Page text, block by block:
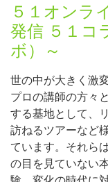
５１オンラ
発信 ５１コ
ボ）～
世の中が大きく激
プロの講師の方々
する基地として、
訪ねるツアーなど
ています。それら
の目を見ていない